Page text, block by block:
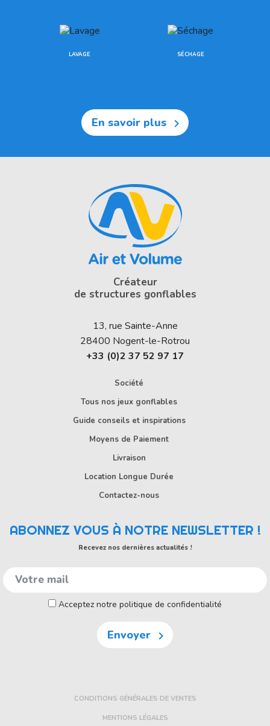
LAVAGE SÉCHAGE
En savoir plus 
Créateur
de structures gonflables
13, rue Sainte-Anne
28400 Nogent-le-Rotrou
+33 (0)2 37 52 97 17
Société
Tous nos jeux gonflables
Guide conseils et inspirations
Moyens de Paiement
Livraison
Location Longue Durée
Contactez-nous
ABONNEZ VOUS À NOTRE NEWSLETTER !
Recevez nos dernières actualités !
Acceptez notre politique de confidentialité
Envoyer 
CONDITIONS GÉNÉRALES DE VENTES
MENTIONS LÉGALES